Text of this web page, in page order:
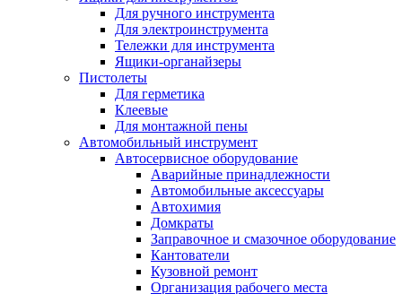
Для ручного инструмента
Для электроинструмента
Тележки для инструмента
Ящики-органайзеры
Пистолеты
Для герметика
Клеевые
Для монтажной пены
Автомобильный инструмент
Автосервисное оборудование
Аварийные принадлежности
Автомобильные аксессуары
Автохимия
Домкраты
Заправочное и смазочное оборудование
Кантователи
Кузовной ремонт
Организация рабочего места